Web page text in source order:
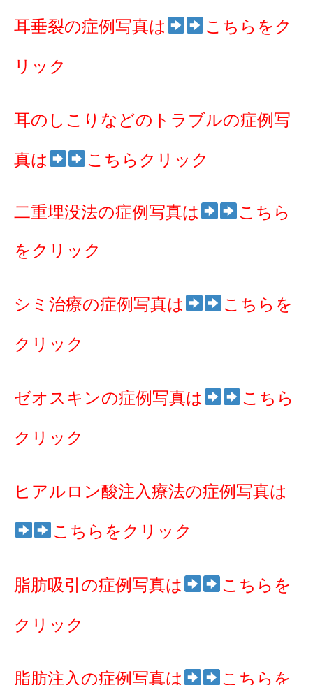
耳垂裂の症例写真は こちらをク
リック
耳のしこりなどのトラブルの症例写
真は こちらクリック
二重埋没法の症例写真は こちら
をクリック
シミ治療の症例写真は こちらを
クリック
ゼオスキンの症例写真は こちら
クリック
ヒアルロン酸注入療法の症例写真は
こちらをクリック
脂肪吸引の症例写真は こちらを
クリック
脂肪注入の症例写真は こちらを